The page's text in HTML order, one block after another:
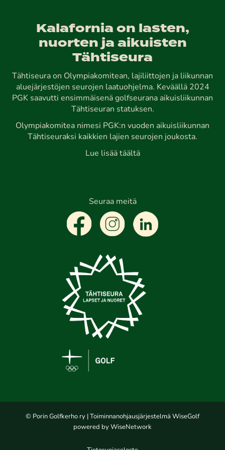
Kalafornia on lasten,
nuorten ja aikuisten
Tähtiseura
Tähtiseura on Olympiakomitean, lajiliittojen ja liikunnan
aluejärjestöjen seurojen laatuohjelma. Keväällä 2024
PGK saavutti ensimmäisenä golfseurana aikuisliikunnan
Tähtiseuran statuksen.
Olympiakomitea nimesi PGK:n vuoden aikuisliikunnan
Tähtiseuraksi kaikkien lajien seurojen joukosta.
Lue lisää täältä
Seuraa meitä
© Porin Golfkerho ry | Toiminnanohjausjärjestelmä WiseGolf
powered by WiseNetwork